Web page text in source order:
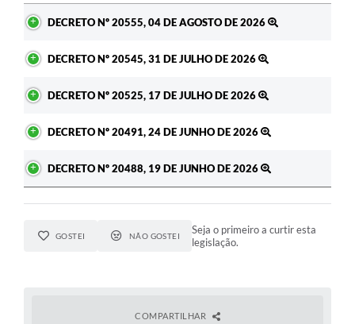
DECRETO Nº 20555, 04 DE AGOSTO DE 2026
DECRETO Nº 20545, 31 DE JULHO DE 2026
DECRETO Nº 20525, 17 DE JULHO DE 2026
DECRETO Nº 20491, 24 DE JUNHO DE 2026
DECRETO Nº 20488, 19 DE JUNHO DE 2026
GOSTEI NÃO GOSTEI
Seja o primeiro a curtir esta
legislação.
COMPARTILHAR